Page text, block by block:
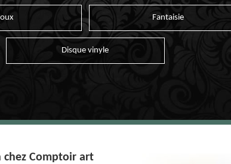
Fantaisie
Disque vinyle
chez Comptoir art